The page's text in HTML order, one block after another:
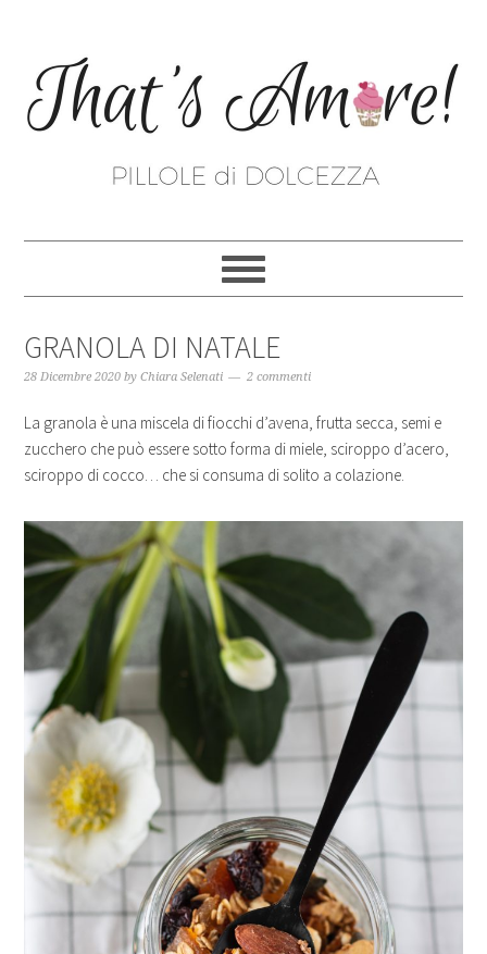
GRANOLA DI NATALE
28 Dicembre 2020 byChiara Selenati 2 commenti
La granola è una miscela di fiocchi d’avena, frutta secca, semi e
zucchero che può essere sotto forma di miele, sciroppo d’acero,
sciroppo di cocco… che si consuma di solito a colazione.